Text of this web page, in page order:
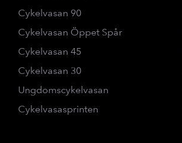
Cykelvasan 90
Cykelvasan Öppet Spår
Cykelvasan 45
Cykelvasan 30
Ungdomscykelvasan
Cykelvasasprinten